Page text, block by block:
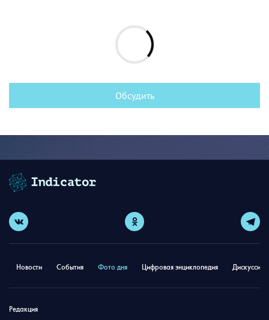
Обсудить
Новости События Фото дня Цифровая энциклопедия
Редакция